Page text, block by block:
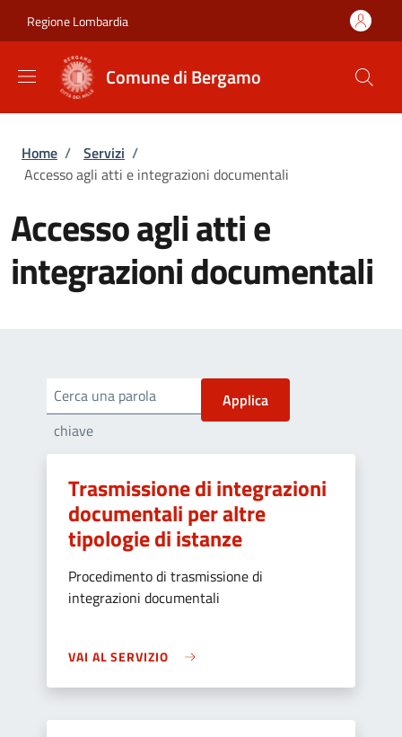
Regione Lombardia
Comune di Bergamo
Briciole di pane
Home / Servizi /
Accesso agli atti e integrazioni documentali
Accesso agli atti e
integrazioni documentali
Cerca una parola
chiave
Trasmissione di integrazioni
documentali per altre
tipologie di istanze
Procedimento di trasmissione di
integrazioni documentali
VAI AL SERVIZIO